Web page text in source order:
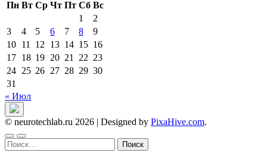
Пн Вт Ср Чт Пт Сб Вс
1
2
3
4 5 6 7 8
9
10 11 12 13 14 15 16
17 18 19 20 21 22 23
24 25 26 27 28 29 30
31
« Июл
© neurotechlab.ru 2026 | Designed by PixaHive.com.
Найти: